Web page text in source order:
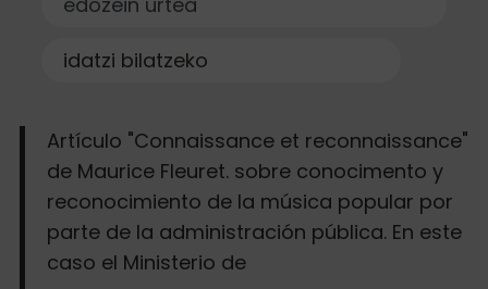
Artículo "Connaissance et reconnaissance"
de Maurice Fleuret. sobre conocimento y
reconocimiento de la música popular por
parte de la administración pública. En este
caso el Ministerio de